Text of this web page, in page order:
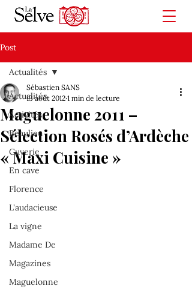
Post
Actualités
Activités
Beaulieu
Cuverie
En cave
Florence
L'audacieuse
La vigne
Madame De
Magazines
Maguelonne
Actualités
Maguelonne 2011 –
Sélection Rosés d’Ardèche
« Maxi Cuisine »
Sébastien SANS
13 août 2012 1 min de lecture